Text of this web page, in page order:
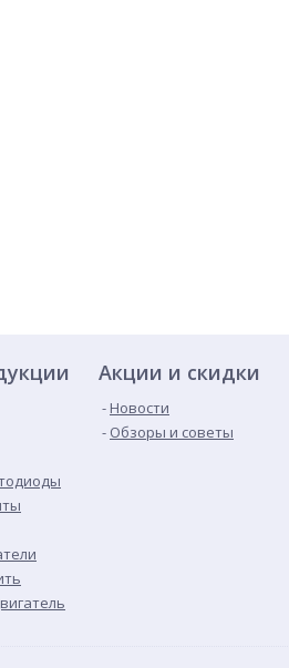
Акции и скидки
Новости
Обзоры и советы